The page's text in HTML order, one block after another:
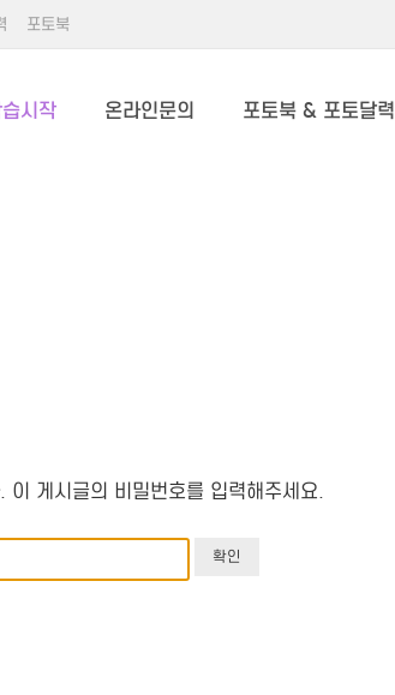
포토북
시작 온라인문의 포토북 & 포토달력
이 게시글의 비밀번호를 입력해주세요.